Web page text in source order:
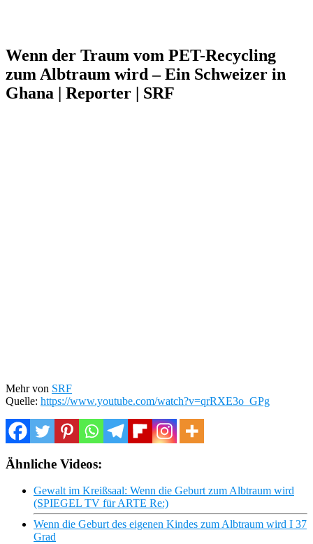
Wenn der Traum vom PET-Recycling
zum Albtraum wird – Ein Schweizer in
Ghana | Reporter | SRF
Mehr von SRF
Quelle: https://www.youtube.com/watch?v=qrRXE3o_GPg
Ähnliche Videos:
Gewalt im Kreißsaal: Wenn die Geburt zum Albtraum wird
(SPIEGEL TV für ARTE Re:)
Wenn die Geburt des eigenen Kindes zum Albtraum wird I 37
Grad